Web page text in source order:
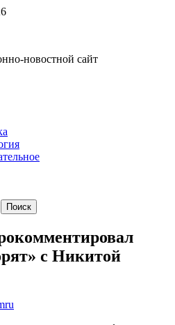
новостной сайт
с Никитой